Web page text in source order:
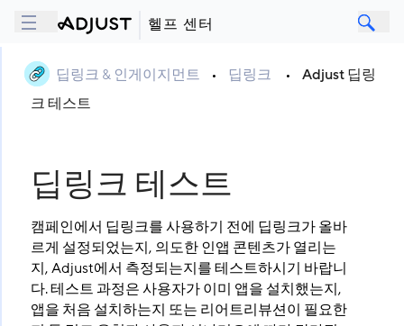
헬프 센터
딥링크 & 인게이지먼트 • 딥링크 •
Adjust 딥링
크 테스트
딥링크 테스트
캠페인에서 딥링크를 사용하기 전에 딥링크가 올바
르게 설정되었는지, 의도한 인앱 콘텐츠가 열리는
지, Adjust에서 측정되는지를 테스트하시기 바랍니
다. 테스트 과정은 사용자가 이미 앱을 설치했는지,
앱을 처음 설치하는지 또는 리어트리뷰션이 필요한